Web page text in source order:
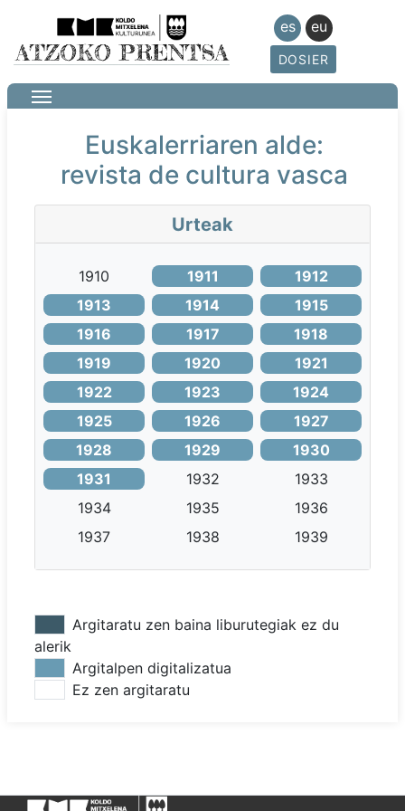
es eu
DOSIER
Euskalerriaren alde:
revista de cultura vasca
Urteak
1910 1911
1912
1913
1914
1915
1916
1917
1918
1919
1920
1921
1922
1923
1924
1925
1926
1927
1928
1929
1930
1931
1932
1933
1934
1935
1936
1937
1938 1939
Argitaratu zen baina liburutegiak ez du
alerik
Argitalpen digitalizatua
Ez zen argitaratu